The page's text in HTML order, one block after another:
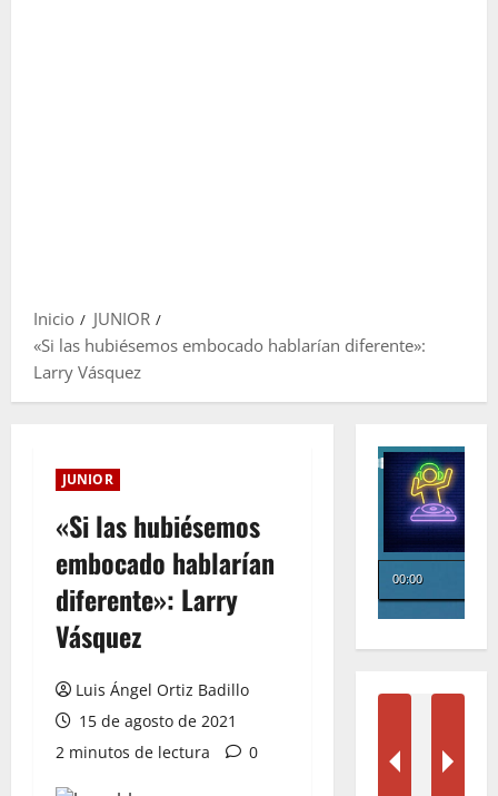
Inicio
JUNIOR
«Si las hubiésemos embocado hablarían diferente»:
Larry Vásquez
JUNIOR
«Si las hubiésemos
embocado hablarían
diferente»: Larry
Vásquez
Luis Ángel Ortiz Badillo
15 de agosto de 2021
2 minutos de lectura
0